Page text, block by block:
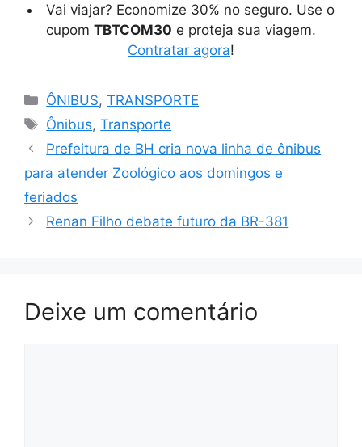
Vai viajar? Economize 30% no seguro. Use o
cupom TBTCOM30 e proteja sua viagem.
Contratar agora!
Categorias
ÔNIBUS,TRANSPORTE
Tags
Ônibus,Transporte
Prefeitura de BH cria nova linha de ônibus
para atender Zoológico aos domingos e
feriados
Renan Filho debate futuro da BR-381
Deixe um comentário